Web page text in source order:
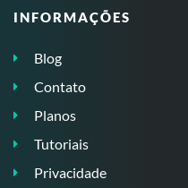
INFORMAÇÕES
Blog
Contato
Planos
Tutoriais
Privacidade